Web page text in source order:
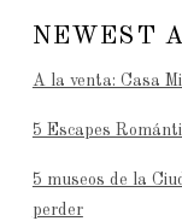
NEWEST
A la venta: Casa
5 Escapes
5 museos de la
perder